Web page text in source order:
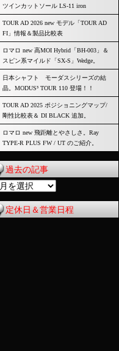
ツインカットソール LS-11 iron
TOUR AD 2026 new モデル「TOUR AD
FI」情報＆製品比較表
ロマロ new 高MOI Hybrid「BH-003」＆
スピン系マイルド「SX-S」Wedge。
日本シャフト モーダスシリーズの結
晶。MODUS³ TOUR 110 登場！！
TOUR AD 2025 ポジショニングマップ/
剛性比較表＆ DI BLACK 追加。
ロマロ new 飛距離とやさしさ。Ray
TYPE-R PLUS FW / UT のご紹介。
過去の記事
定休日＆営業日程